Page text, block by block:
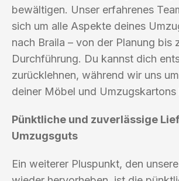
bewältigen. Unser erfahrenes
sich um alle Aspekte deines
nach Braila – von der Planung bis
Durchführung. Du kannst dich
zurücklehnen, während wir uns
deiner Möbel und Umzugskartons
Pünktliche und zuverlässige
Umzugsguts
Ein weiterer Pluspunkt, den